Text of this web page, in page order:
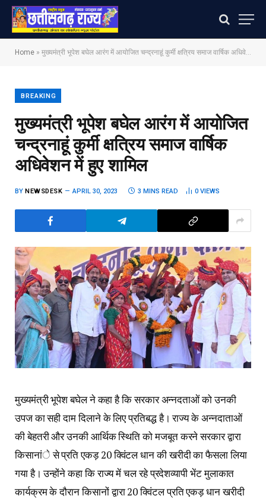
Home » मुख्यमंत्री भूपेश बघेल आरंग में आयोजित चन्द्रनाहूं कुर्मी क्षत्रिय समाज वार्षिक अधिवेशन में हुए शामिल
BREAKING
मुख्यमंत्री भूपेश बघेल आरंग में आयोजित
चन्द्रनाहूं कुर्मी क्षत्रिय समाज वार्षिक
अधिवेशन में हुए शामिल
BY NEWSDESK APRIL 30, 2023 3 MINS READ 0VIEWS
मुख्यमंत्री भूपेश बघेल ने कहा है कि सरकार अन्नदताओं को उनकी
उपज का सही दाम दिलाने के लिए प्रतिबद्ध है। राज्य के अन्नदाताओं
की बेहतरी और उनकी आर्थिक स्थिति को मजबूत करने सरकार द्वारा
किसानांे से प्रति एकड़ 20 क्विंटल धान की खरीदी का फैसला लिया
गया है। उन्होंने कहा कि राज्य में चल रहे प्रदेशव्यापी भेंट मुलाकात
कार्यक्रम के दौरान किसानों द्वारा 20 क्विंटल प्रति एकड़ धान खरीदी